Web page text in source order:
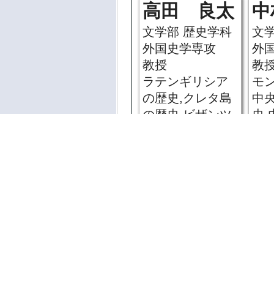
高田 良太
文学部 歴史学科
外国史学専攻
教授
ラテンギリシア
の歴史,クレタ島
の歴史,ビザンツ
文
外
教
モ
中
史,